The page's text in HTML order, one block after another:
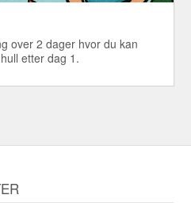
over 2 dager hvor du kan
etter dag 1.